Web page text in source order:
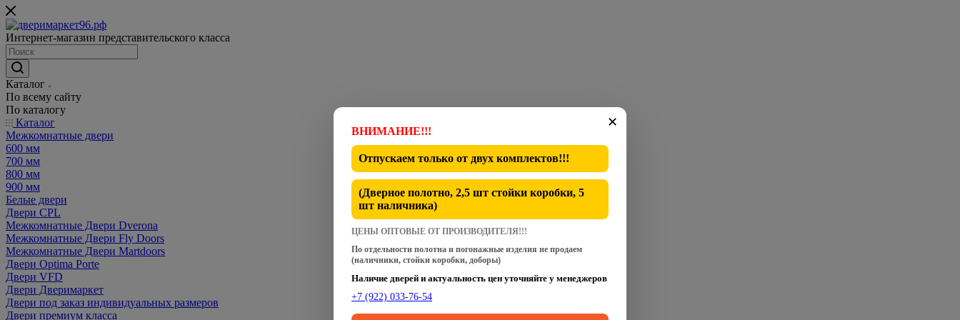
Интернет-магазин представительского класса
Каталог
По всему сайту
По каталогу
Каталог
Межкомнатные двери
600 мм
700 мм
800 мм
900 мм
Белые двери
Двери CPL
Межкомнатные Двери Dverona
Межкомнатные Двери Fly Doors
Межкомнатные Двери Martdoors
Двери Optima Porte
Двери VFD
Двери Дверимаркет
Двери под заказ индивидуальных размеров
Двери премиум класса
✕
ВНИМАНИЕ!!!
Отпускаем только от двух комплектов!!!
(Дверное полотно, 2,5 шт стойки коробки, 5
шт наличника)
ЦЕНЫ ОПТОВЫЕ ОТ ПРОИЗВОДИТЕЛЯ!!!
По отдельности полотна и погонажные изделия не продаем
(наличники, стойки коробки, доборы)
Наличие дверей и актуальность цен уточняйте у менеджеров
+7 (922) 033-76-54